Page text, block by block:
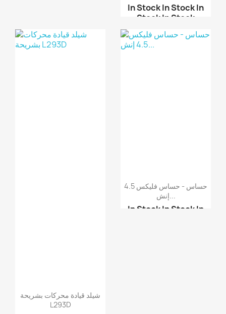
In StockIn StockIn
StockIn Stock
موديول تحويلة اتصال تس...
شيلد قيادة محركات بشريحة
L293D
حساس - حساس فليكس 4.5
إنش...
In StockIn StockIn